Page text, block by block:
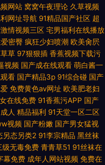
网站 窝窝午夜理论 久草视频
网址导航 91精品国产社区 超
情视频三区 宅男福利在线播放
密臀 疯狂少妇喷潮 欧美肏屄
草 97狠狠插 香蕉视频下载污
视频 国产成在线观看 萌白酱一
看 国产精品3p 91综合碰 国产
免费黄色av网址 欧美肥老妇
在线免费 91香蕉污APP 国产
人 精品福利 91天堂一区二区
视频 国产粉嫩 国产男女猛视
另态另类2 91李宗精品 黑丝袜
级无毒免费 青青草51 91丝袜在
幕免费 成年人网站视频 免费在